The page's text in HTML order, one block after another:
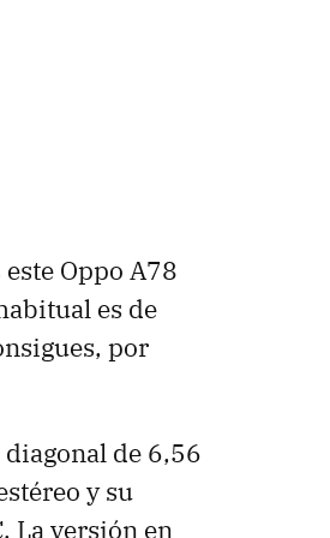
Oppo A78
es de
por
de 6,56
y su
La versión en